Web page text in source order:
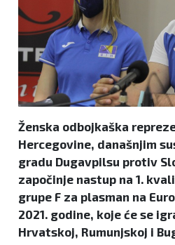
Ženska odbojkaška
Hercegovine, današnjim
gradu Dugavpilsu protiv
započinje nastup na 1.
grupe F za plasman na
2021. godine, koje će se
Hrvatskoj, Rumunjskoj i